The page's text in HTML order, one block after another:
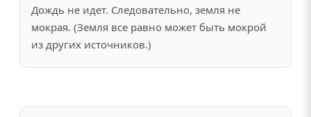
Дождь не идет. Следовательно, земля не
мокрая. (Земля все равно может быть мокрой
из других источников.)